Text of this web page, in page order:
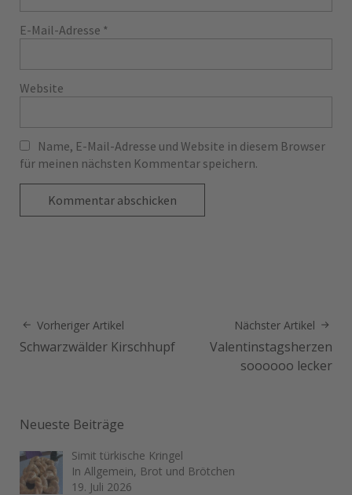
E-Mail-Adresse *
Website
Name, E-Mail-Adresse und Website in diesem Browser
für meinen nächsten Kommentar speichern.
Vorheriger Artikel
Schwarzwälder Kirschhupf
Nächster Artikel
Valentinstagsherzen
soooooo lecker
Neueste Beiträge
Simit türkische Kringel
In Allgemein, Brot und Brötchen
19. Juli 2026